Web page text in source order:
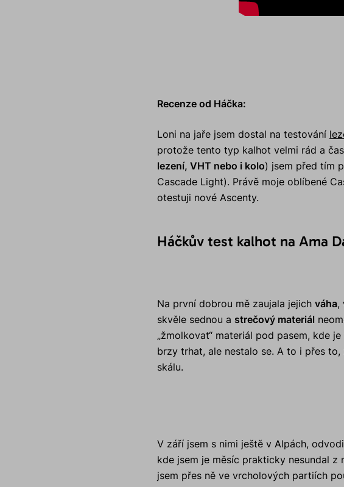
Recenze od Háčka:
Loni na jaře jsem dostal na testování
protože tento typ kalhot velmi rád a
lezení, VHT nebo i kolo) jsem před tím
Cascade Light). Právě moje oblíbené
otestuji nové Ascenty.
Háčkův test kalhot na Ama
Na první dobrou mě zaujala jejich váha,
skvěle sednou a strečový materiál
„žmolkovat“ materiál pod pasem, kde
brzy trhat, ale nestalo se. A to i přes
skálu.
V září jsem s nimi ještě v Alpách,
kde jsem je měsíc prakticky nesundal z
jsem přes ně ve vrcholových partiích